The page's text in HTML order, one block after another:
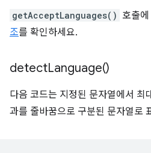
getAcceptLanguages() 호출
조를 확인하세요.
detectLanguage()
다음 코드는 지정된 문자열에서 최
과를 줄바꿈으로 구분된 문자열로